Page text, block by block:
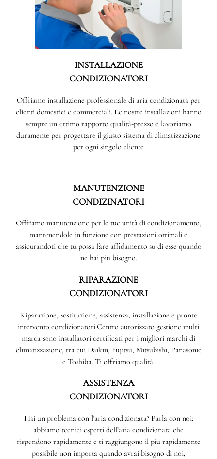
INSTALLAZIONE
CONDIZIONATORI
Offriamo installazione professionale di aria condizionata per
clienti domestici e commerciali. Le nostre installazioni hanno
sempre un ottimo rapporto qualità-prezzo e lavoriamo
duramente per progettare il giusto sistema di climatizzazione
per ogni singolo cliente
MANUTENZIONE
CONDIZINATORI
Offriamo manutenzione per le tue unità di condizionamento,
mantenendole in funzione con prestazioni ottimali e
assicurandoti che tu possa fare affidamento su di esse quando
ne hai più bisogno.
RIPARAZIONE
CONDIZIONATORI
Riparazione, sostituzione, assistenza, installazione e pronto
intervento condizionatori.Centro autorizzato gestione multi
marca sono installatori certificati per i migliori marchi di
climatizzazione, tra cui Daikin, Fujitsu, Mitsubishi, Panasonic
e Toshiba. Ti offriamo qualità.
ASSISTENZA
CONDIZIONATORI
Hai un problema con l’aria condizionata? Parla con noi:
abbiamo tecnici esperti dell’aria condizionata che
rispondono rapidamente e ti raggiungono il piu rapidamente
possibile non importa quando avrai bisogno di noi,